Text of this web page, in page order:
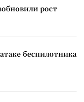
рост
беспилотника